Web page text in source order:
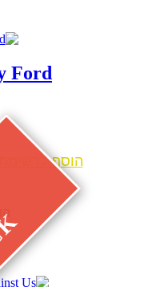
Ford
הוסף